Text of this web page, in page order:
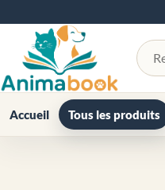
Accueil Tous les produits